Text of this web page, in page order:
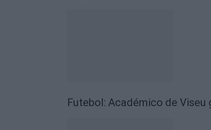
Futebol: Académico de